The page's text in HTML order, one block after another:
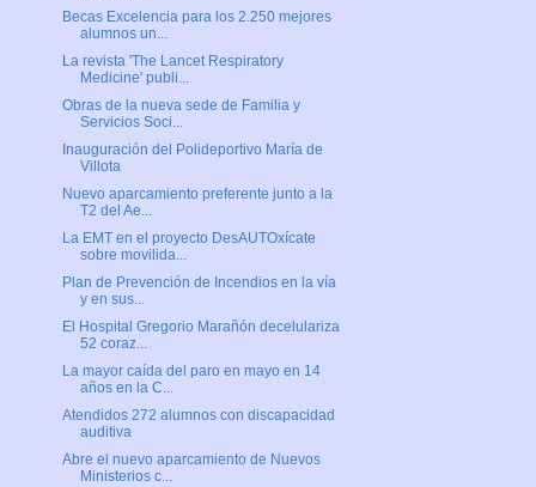
Becas Excelencia para los 2.250 mejores
alumnos un...
La revista 'The Lancet Respiratory
Medicine' publi...
Obras de la nueva sede de Familia y
Servicios Soci...
Inauguración del Polideportivo María de
Villota
Nuevo aparcamiento preferente junto a la
T2 del Ae...
La EMT en el proyecto DesAUTOxícate
sobre movilida...
Plan de Prevención de Incendios en la vía
y en sus...
El Hospital Gregorio Marañón decelulariza
52 coraz...
La mayor caída del paro en mayo en 14
años en la C...
Atendidos 272 alumnos con discapacidad
auditiva
Abre el nuevo aparcamiento de Nuevos
Ministerios c...